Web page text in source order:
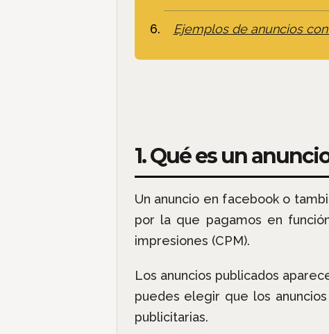
Ejemplos de anuncios
1. Qué es un
Un anuncio en facebook o
por la que pagamos en
impresiones (CPM).
Los anuncios publicados
puedes elegir que los
publicitarias.